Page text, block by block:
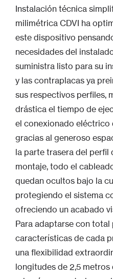
Instalación técnica
milimétrica CDVI ha
este dispositivo
necesidades del
suministra listo para su
y las contraplacas ya
sus respectivos perfiles,
drástica el tiempo de
el conexionado eléctrico
gracias al generoso
la parte trasera del perfil
montaje, todo el
quedan ocultos bajo la
protegiendo el sistema
ofreciendo un acabado
Para adaptarse con total
características de cada
una flexibilidad
longitudes de 2,5